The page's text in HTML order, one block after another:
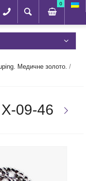
0
Медичне золото. /
09-46